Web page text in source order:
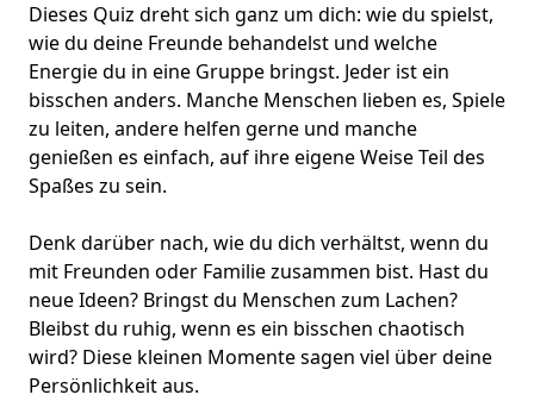
Dieses Quiz dreht sich ganz um dich: wie du spielst,
wie du deine Freunde behandelst und welche
Energie du in eine Gruppe bringst. Jeder ist ein
bisschen anders. Manche Menschen lieben es, Spiele
zu leiten, andere helfen gerne und manche
genießen es einfach, auf ihre eigene Weise Teil des
Spaßes zu sein.
Denk darüber nach, wie du dich verhältst, wenn du
mit Freunden oder Familie zusammen bist. Hast du
neue Ideen? Bringst du Menschen zum Lachen?
Bleibst du ruhig, wenn es ein bisschen chaotisch
wird? Diese kleinen Momente sagen viel über deine
Persönlichkeitaus.